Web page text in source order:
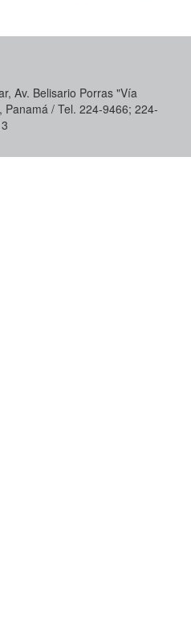
Av. Belisario Porras "Vía
Panamá / Tel. 224-9466; 224-